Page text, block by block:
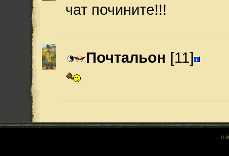
чат почините!!!
Почтальон [11]
©